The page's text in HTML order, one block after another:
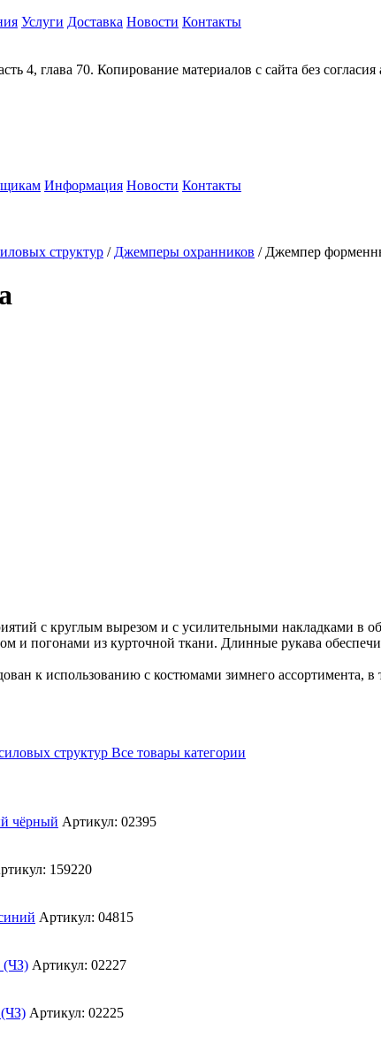
Услуги Доставка Новости Контакты
4, глава 70. Копирование материалов с сайта без
Информация Новости Контакты
структур / Джемперы охранников / Джемпер
с круглым вырезом и с усилительными накладками в
и погонами из курточной ткани. Длинные рукава
к использованию с костюмами зимнего ассортимента,
структур Все товары категории
Артикул: 02395
159220
Артикул: 04815
Артикул: 02227
Артикул: 02225